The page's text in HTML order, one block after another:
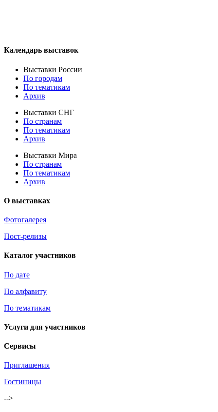
Календарь выставок
Выставки России
По городам
По тематикам
Архив
Выставки СНГ
По странам
По тематикам
Архив
Выставки Мира
По странам
По тематикам
Архив
О выставках
Фотогалерея
Пост-релизы
Каталог участников
По дате
По алфавиту
По тематикам
Услуги для участников
Сервисы
Приглашения
Гостиницы
-->